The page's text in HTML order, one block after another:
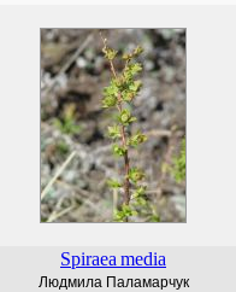
Spiraea media
Людмила Паламарчук